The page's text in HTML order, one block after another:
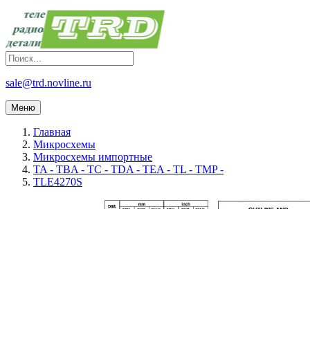
sale@trd.novline.ru
Меню
Главная
Микросхемы
Микросхемы импортные
TA - TBA - TC - TDA - TEA - TL - TMP -
TLE4270S